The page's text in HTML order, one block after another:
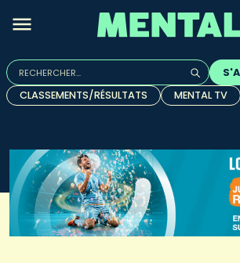
Rechercher :
Quand les résultats de l'auto-
CLASSEMENTS/RÉSULTATS
MENTAL TV